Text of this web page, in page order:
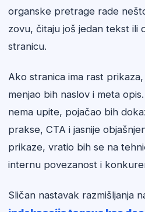
organske pretrage rade
zovu, čitaju još jedan tekst ili
stranicu.
Ako stranica ima rast
menjao bih naslov i meta
nema upite, pojačao bih
prakse, CTA i jasnije
prikaze, vratio bih se na
internu povezanost i
Sličan nastavak razmišljanja